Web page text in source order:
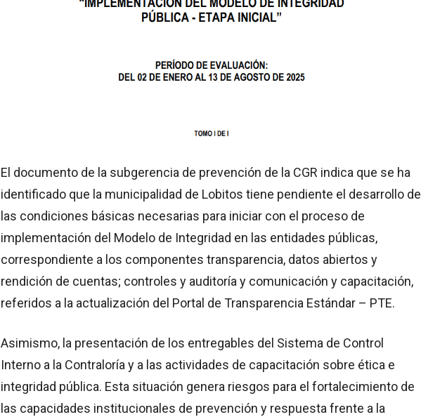
El documento de la subgerencia de prevención de la CGR indica que se ha
identificado que la municipalidad de Lobitos tiene pendiente el desarrollo de
las condiciones básicas necesarias para iniciar con el proceso de
implementación del Modelo de Integridad en las entidades públicas,
correspondiente a los componentes transparencia, datos abiertos y
rendición de cuentas; controles y auditoría y comunicación y capacitación,
referidos a la actualización del Portal de Transparencia Estándar – PTE.
Asimismo, la presentación de los entregables del Sistema de Control
Interno a la Contraloría y a las actividades de capacitación sobre ética e
integridad pública. Esta situación genera riesgos para el fortalecimiento de
las capacidades institucionales de prevención y respuesta frente a la